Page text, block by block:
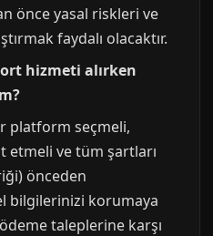
önce yasal riskleri ve
faydalı olacaktır.
hizmeti alırken
platform seçmeli,
ve tüm şartları
önceden
bilgilerinizi korumaya
taleplerine karşı